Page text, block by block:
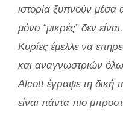
ιστορία ξυπνούν μέσα
μόνο “μικρές” δεν
Κυρίες έμελλε να
και αναγνωστριών
Alcott έγραψε τη δική
είναι πάντα πιο